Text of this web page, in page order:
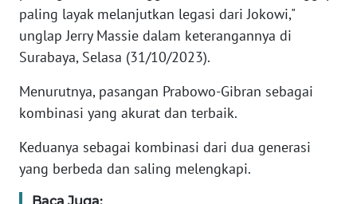
paling layak melanjutkan legasi dari Jokowi,"
unglap Jerry Massie dalam keterangannya di
Surabaya, Selasa (31/10/2023).
Menurutnya, pasangan Prabowo-Gibran sebagai
kombinasi yang akurat dan terbaik.
Keduanya sebagai kombinasi dari dua generasi
yang berbeda dan saling melengkapi.
KARIR
DISCLAIMER
Wahana
News
Regional
WN
SUMUT